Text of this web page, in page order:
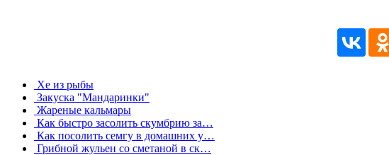
Хе из рыбы
Закуска "Мандаринки"
Жареные кальмары
Как быстро засолить скумбрию за…
Как посолить семгу в домашних у…
Грибной жульен со сметаной в ск…